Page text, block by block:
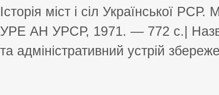
Історія міст і сіл Української
УРЕ АН УРСР, 1971. — 772 с.| Назви
та адміністративний устрій